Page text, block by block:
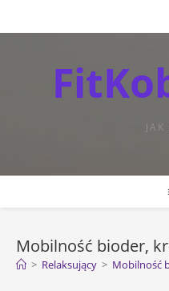
JAK
Mobilność bioder,
> Relaksujący > Mobilność